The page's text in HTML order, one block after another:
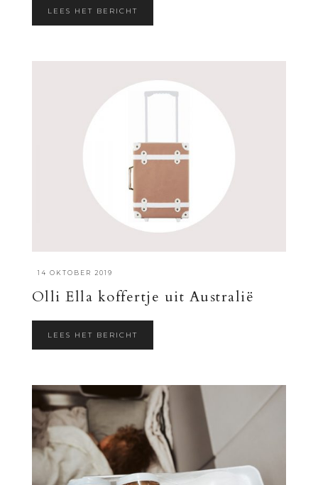
LEES HET BERICHT
·14 OKTOBER 2019
Olli Ella koffertje uit Australië
LEES HET BERICHT